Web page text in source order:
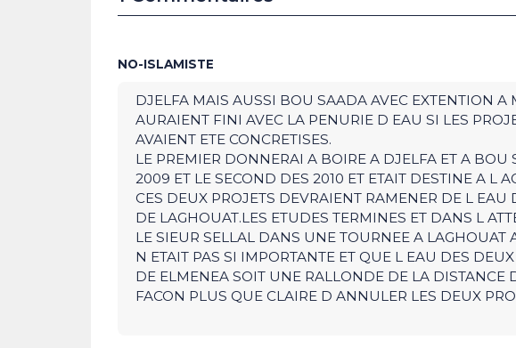
NO-ISLAMISTE
DJELFA MAIS AUSSI BOU SAADA AVEC EXTENTION A
AURAIENT FINI AVEC LA PENURIE D EAU SI LES
AVAIENT ETE CONCRETISES.
LE PREMIER DONNERAI A BOIRE A DJELFA ET A
2009 ET LE SECOND DES 2010 ET ETAIT DESTINE A L
CES DEUX PROJETS DEVRAIENT RAMENER DE L
DE LAGHOUAT.LES ETUDES TERMINES ET DANS L
LE SIEUR SELLAL DANS UNE TOURNEE A LAGHOUAT
N ETAIT PAS SI IMPORTANTE ET QUE L EAU DES
DE ELMENEA SOIT UNE RALLONDE DE LA DISTANCE
FACON PLUS QUE CLAIRE D ANNULER LES DEUX